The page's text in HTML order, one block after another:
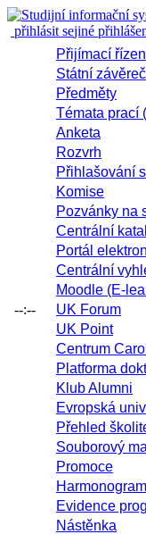
přihlásit sejiné
--:--
Přijímací
Státní
Předměty
Témata prací
Anketa
Rozvrh
Přihlašování
Komise
Pozvánky na
Centrální
Portál
Centrální
Moodle (E-
UK Forum
UK Point
Centrum
Platforma
Klub Alumni
Evropská
Přehled
Souborový
Promoce
Harmonogram
Evidence
Nástěnka